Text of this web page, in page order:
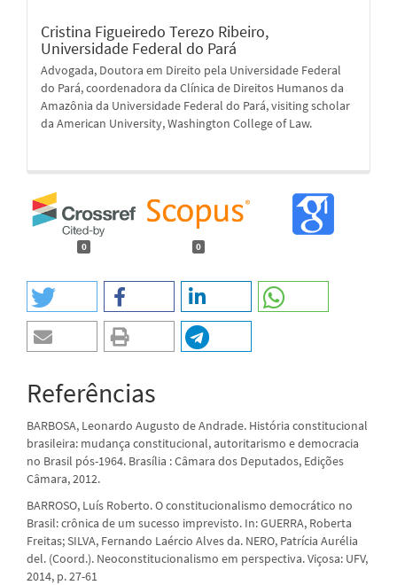
Cristina Figueiredo Terezo Ribeiro,
Universidade Federal do Pará
Advogada, Doutora em Direito pela Universidade Federal
do Pará, coordenadora da Clínica de Direitos Humanos da
Amazônia da Universidade Federal do Pará, visiting scholar
da American University, Washington College of Law.
0 0
Referências
BARBOSA, Leonardo Augusto de Andrade. História constitucional
brasileira: mudança constitucional, autoritarismo e democracia
no Brasil pós-1964. Brasília : Câmara dos Deputados, Edições
Câmara, 2012.
BARROSO, Luís Roberto. O constitucionalismo democrático no
Brasil: crônica de um sucesso imprevisto. In: GUERRA, Roberta
Freitas; SILVA, Fernando Laércio Alves da. NERO, Patrícia Aurélia
del. (Coord.). Neoconstitucionalismo em perspectiva. Viçosa: UFV,
2014, p. 27-61